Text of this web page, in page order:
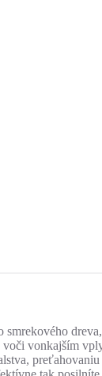
vonkajším